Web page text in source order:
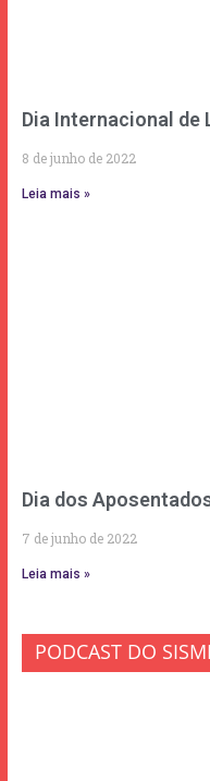
Dia Internacional de
8 de junho de 2022
Leia mais »
Dia dos
7 de junho de 2022
Leia mais »
PODCAST DO